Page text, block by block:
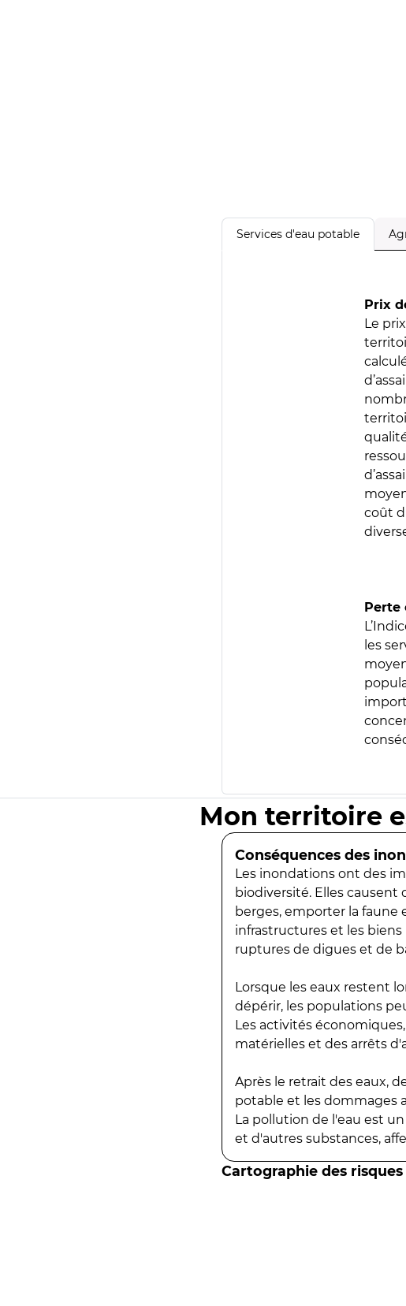
Services d'eau potable
Prix
Le
coût
Perte
les
Mon territoire
Conséquences des
Les inondations ont des
biodiversité. Elles
berges, emporter la faune
infrastructures et les
ruptures de digues et de
Lorsque les eaux restent
dépérir, les populations
Les activités
matérielles et des arrêts
Après le retrait des eaux,
potable et les dommages
La pollution de l'eau est
et d'autres substances,
Cartographie des